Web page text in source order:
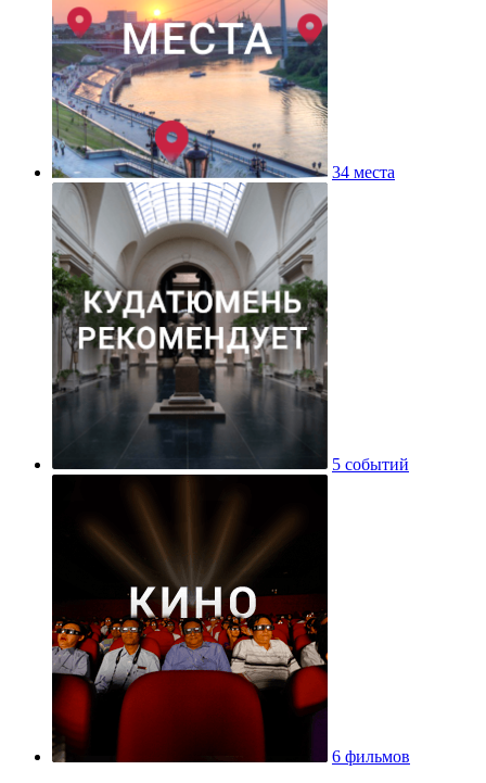
34 места
5 событий
6 фильмов